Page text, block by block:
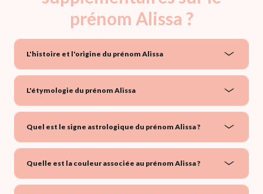
prénom Alissa ?
L'histoire et l'origine du prénom Alissa
L'étymologie du prénom Alissa
Quel est le signe astrologique du prénom Alissa ?
Quelle est la couleur associée au prénom Alissa ?